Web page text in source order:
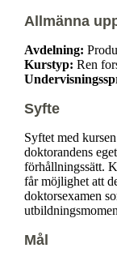
Allmänna
Avdelning:
Kurstyp: Ren
Syfte
Syftet med
doktorandens
förhållningssätt.
får möjlighet att
doktorsexamen
Mål